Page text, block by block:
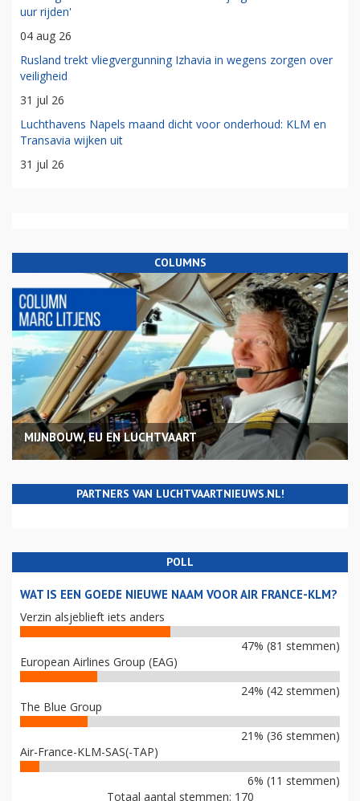
uur rijden'
04 aug 26
Rusland trekt vliegvergunning Izhavia in wegens zorgen over
veiligheid
31 jul 26
Luchthavens Napels maand dicht voor onderhoud: KLM en
Transavia wijken uit
31 jul 26
COLUMNS
MIJNBOUW, EU EN LUCHTVAART
PARTNERS VAN LUCHTVAARTNIEUWS.NL!
POLL
WAT IS EEN GOEDE NIEUWE NAAM VOOR AIR FRANCE-KLM?
Verzin alsjeblieft iets anders
47% (81 stemmen)
European Airlines Group (EAG)
24% (42 stemmen)
The Blue Group
21% (36 stemmen)
Air-France-KLM-SAS(-TAP)
6% (11 stemmen)
Totaal aantal stemmen: 170